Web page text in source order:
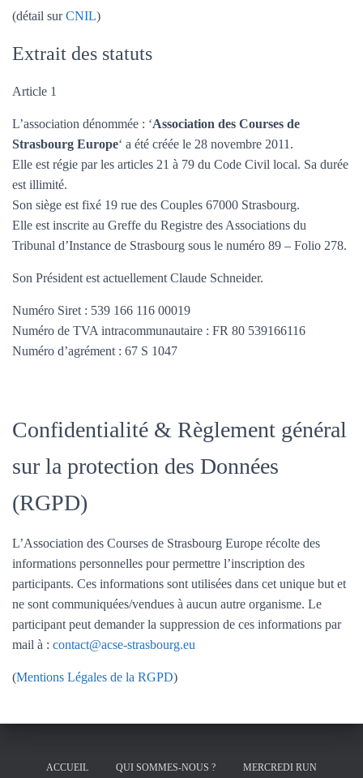
(détail surCNIL)
Extrait des statuts
Article 1
L’association dénommée : ‘Association des Courses de
Strasbourg Europe‘ a été créée le 28 novembre 2011.
Elle est régie par les articles 21 à 79 du Code Civil local. Sa durée
est illimité.
Son siège est fixé 19 rue des Couples 67000 Strasbourg.
Elle est inscrite au Greffe du Registre des Associations du
Tribunal d’Instance de Strasbourg sous le numéro 89 – Folio 278.
Son Président est actuellement Claude Schneider.
Numéro Siret : 539 166 116 00019
Numéro de TVA intracommunautaire : FR 80 539166116
Numéro d’agrément : 67 S 1047
Confidentialité & Règlement général
sur la protection des Données
(RGPD)
L’Association des Courses de Strasbourg Europe récolte des
informations personnelles pour permettre l’inscription des
participants. Ces informations sont utilisées dans cet unique but et
ne sont communiquées/vendues à aucun autre organisme. Le
participant peut demander la suppression de ces informations par
mail à : contact@acse-strasbourg.eu
(Mentions Légales de la RGPD)
ACCUEIL QUI SOMMES-NOUS ? MERCREDI RUN